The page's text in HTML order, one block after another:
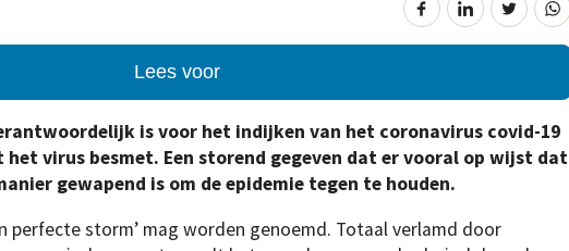
Lees voor
is voor het indijken van het coronavirus covid-19
virus besmet. Een storend gegeven dat er vooral op wijst dat
gewapend is om de epidemie tegen te houden.
perfecte storm’ mag worden genoemd. Totaal verlamd door